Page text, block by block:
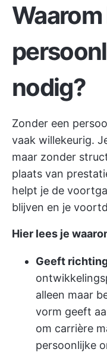
nodig?
Zonder een
vaak willekeurig.
maar zonder
plaats van
helpt je de
blijven en je
Hier lees je
Geeft
alleen maar
vorm geeft
om carrière
persoonlijke